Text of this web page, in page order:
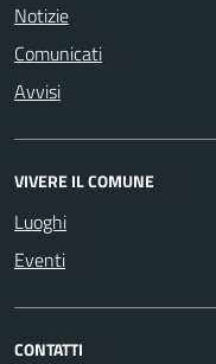
Notizie
Comunicati
Avvisi
VIVERE IL COMUNE
Luoghi
Eventi
CONTATTI